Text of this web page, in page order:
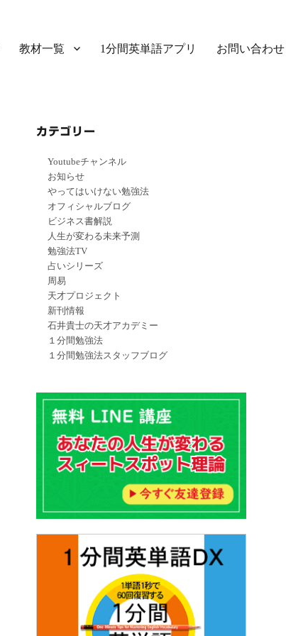
教材一覧 1分間英単語アプリ お問い合わせ
カテゴリー
Youtubeチャンネル
お知らせ
やってはいけない勉強法
オフィシャルブログ
ビジネス書解説
人生が変わる未来予測
勉強法TV
占いシリーズ
周易
天才プロジェクト
新刊情報
石井貴士の天才アカデミー
１分間勉強法
１分間勉強法スタッフブログ